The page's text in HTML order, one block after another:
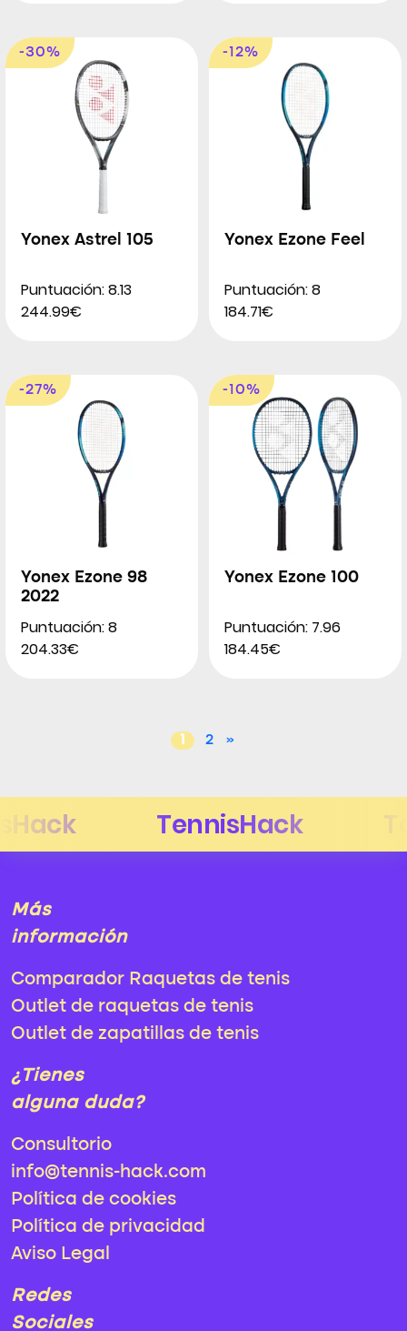
-30%
Yonex Astrel 105
Puntuación: 8.13
244.99€
-12%
Yonex Ezone Feel
Puntuación: 8
184.71€
-27%
Yonex Ezone 98
2022
Puntuación: 8
204.33€
-10%
Yonex Ezone 100
Puntuación: 7.96
184.45€
1 2 »
Más
información
Comparador Raquetas de tenis
Outlet de raquetas de tenis
Outlet de zapatillas de tenis
¿Tienes
alguna duda?
Consultorio
info@tennis-hack.com
Política de cookies
Política de privacidad
Aviso Legal
Redes
Sociales